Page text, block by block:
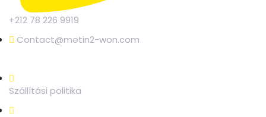
+212 78 226 9919
Contact@metin2-won.com
Szállítási politika